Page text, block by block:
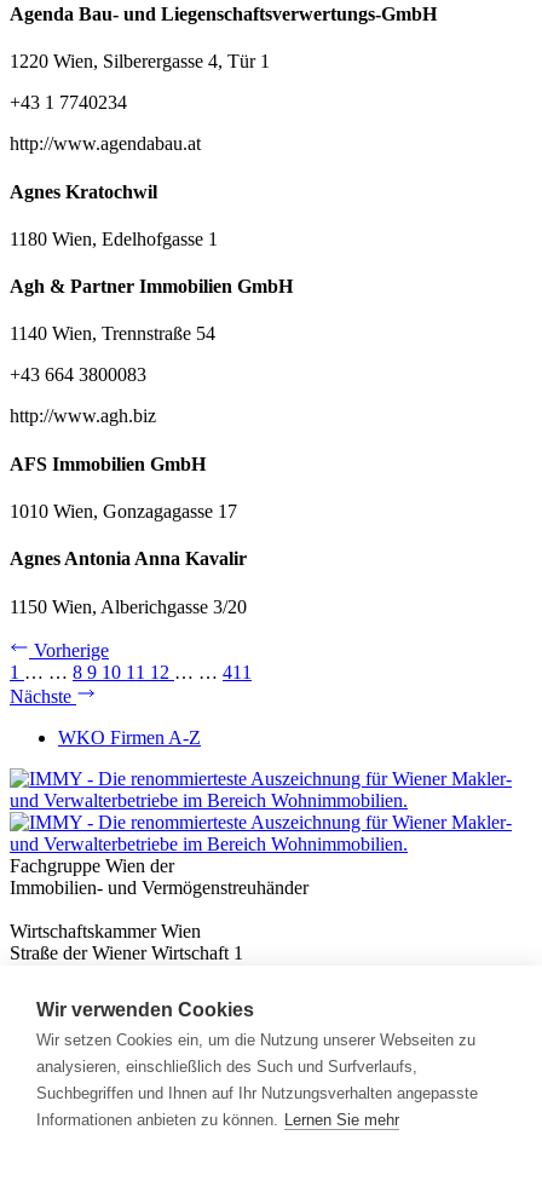
Agenda Bau- und Liegenschaftsverwertungs-GmbH
1220 Wien, Silberergasse 4, Tür 1
+43 1 7740234
http://www.agendabau.at
Agnes Kratochwil
1180 Wien, Edelhofgasse 1
Agh & Partner Immobilien GmbH
1140 Wien, Trennstraße 54
+43 664 3800083
http://www.agh.biz
AFS Immobilien GmbH
1010 Wien, Gonzagagasse 17
Agnes Antonia Anna Kavalir
1150 Wien, Alberichgasse 3/20
Vorherige
1 … … 8 9 10 11 12 … … 411
Nächste
WKO Firmen A-Z
Fachgruppe Wien der
Immobilien- und Vermögenstreuhänder
Wirtschaftskammer Wien
Straße der Wiener Wirtschaft 1
Nützliches
Immobilienwissen
Formulare & Rechner
Expert:innen
Info
Wir verwenden Cookies
Wir setzen Cookies ein, um die Nutzung unserer Webseiten zu
analysieren, einschließlich des Such und Surfverlaufs,
Suchbegriffen und Ihnen auf Ihr Nutzungsverhalten angepasste
Informationen anbieten zu können. Lernen Sie mehr